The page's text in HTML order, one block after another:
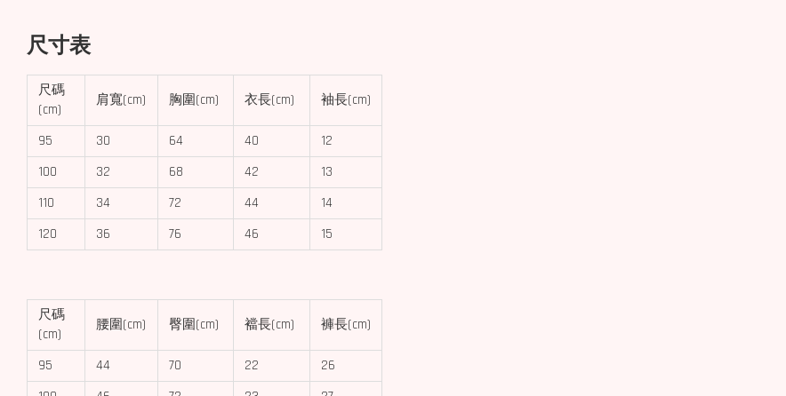
尺寸表
尺碼
(cm)
肩寬(cm) 胸圍(cm) 衣長(cm) 袖長(cm)
95 30 64 40
12
100
32 68 42
13
110
34 72 44
14
120
36 76 46 15
尺碼
(cm)
腰圍(cm) 臀圍(cm) 襠長(cm) 褲長(cm)
95 44 70 22
26